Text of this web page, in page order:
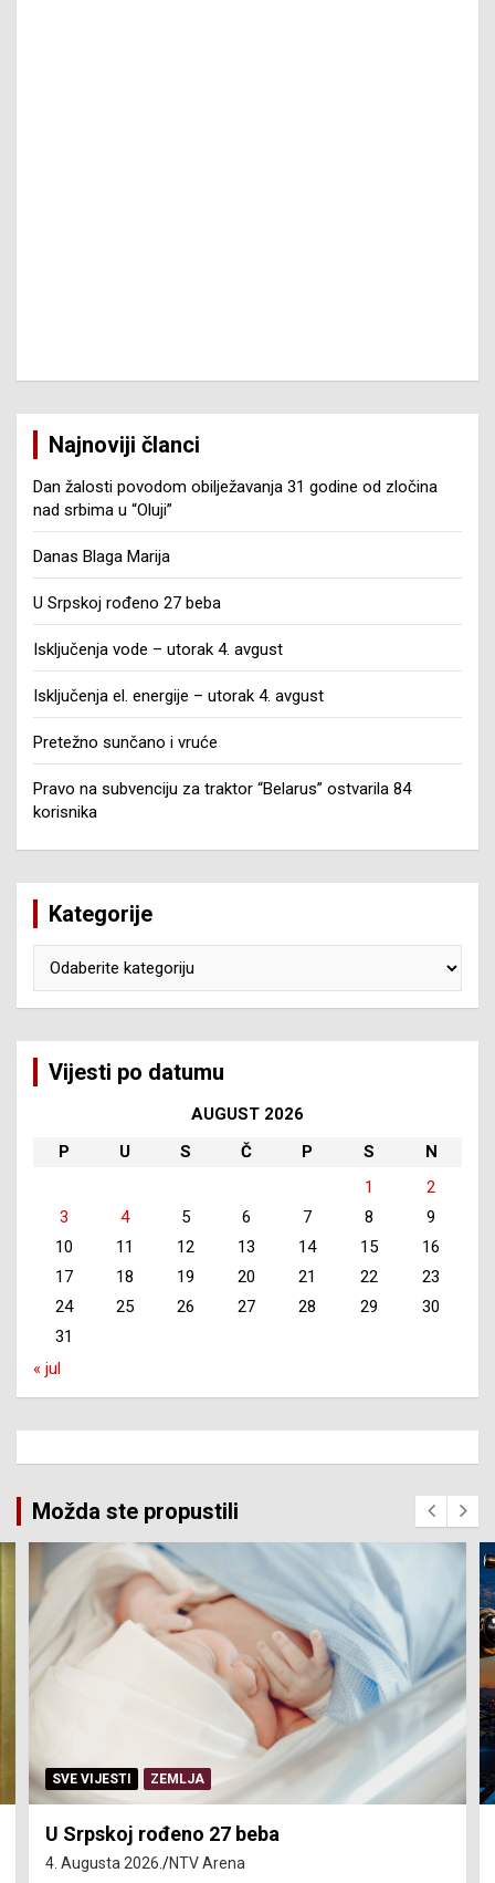
Najnoviji članci
Dan žalosti povodom obilježavanja 31 godine od zločina
nad srbima u “Oluji”
Danas Blaga Marija
U Srpskoj rođeno 27 beba
Isključenja vode – utorak 4. avgust
Isključenja el. energije – utorak 4. avgust
Pretežno sunčano i vruće
Pravo na subvenciju za traktor “Belarus” ostvarila 84
korisnika
Kategorije
Vijesti po datumu
AUGUST 2026
P
U S Č P S
N
1
2
3
4 5 6 7 8
9
10
11 12 13 14 15
16
17
18 19 20 21 22
23
24
25 26 27 28 29
30
31
« jul
Možda ste propustili
SVE VIJESTI ZEMLJA
U Srpskoj rođeno 27 beba
4. Augusta 2026. NTV Arena